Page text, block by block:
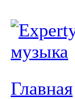
Главная